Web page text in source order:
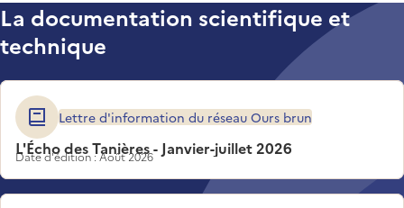
La documentation scientifique et
technique
Lettre d'information du réseau Ours brun
L'Écho des Tanières - Janvier-juillet 2026
Date d'édition : Août 2026